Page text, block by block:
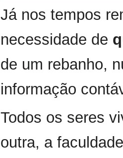
Já nos tempos
necessidade de
de um rebanho,
informação
Todos os seres
outra, a